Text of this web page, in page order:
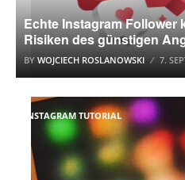
Echte Instagram Follower
Risiken des günstigen
BY WOJCIECH ROSLANOWSKI 7.
INSTAGRAM TUTORIAL